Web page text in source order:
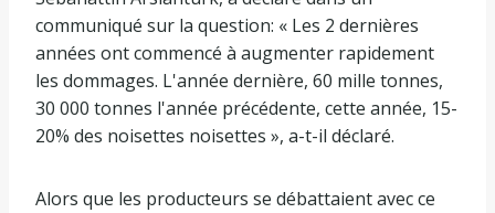
communiqué sur la question: « Les 2 dernières
années ont commencé à augmenter rapidement
les dommages. L'année dernière, 60 mille tonnes,
30 000 tonnes l'année précédente, cette année, 15-
20% des noisettes noisettes », a-t-il déclaré.
Alors que les producteurs se débattaient avec ce